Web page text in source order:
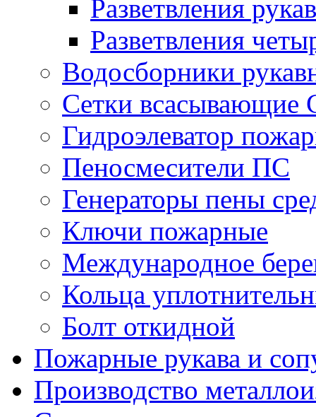
Разветвления
Разветвления
Водосборники
Сетки всасывающие
Гидроэлеватор
Пеносмесители ПС
Генераторы пены
Ключи пожарные
Международное
Кольца
Болт откидной
Пожарные рукава и
Производство